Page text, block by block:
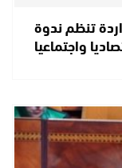
تنظم ندوة
واجتماعيا